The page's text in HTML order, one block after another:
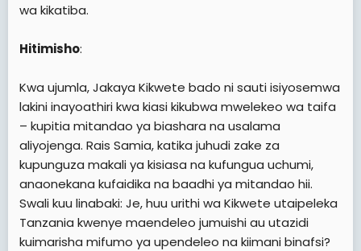
wa kikatiba.
Hitimisho:
Kwa ujumla, Jakaya Kikwete bado ni sauti isiyosemwa
lakini inayoathiri kwa kiasi kikubwa mwelekeo wa taifa
– kupitia mitandao ya biashara na usalama
aliyojenga. Rais Samia, katika juhudi zake za
kupunguza makali ya kisiasa na kufungua uchumi,
anaonekana kufaidika na baadhi ya mitandao hii.
Swali kuu linabaki: Je, huu urithi wa Kikwete utaipeleka
Tanzania kwenye maendeleo jumuishi au utazidi
kuimarisha mifumo ya upendeleo na kiimani binafsi?